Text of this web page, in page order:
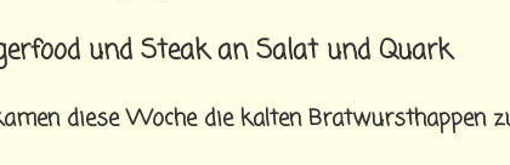
und Steak an Salat und Quark
diese Woche die kalten Bratwursthappen